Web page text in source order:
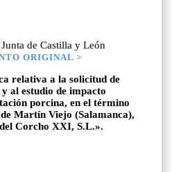
de Castilla y León
ORIGINAL >
relativa a la solicitud de
al estudio de impacto
porcina, en el término
Martín Viejo (Salamanca),
Corcho XXI, S.L.».